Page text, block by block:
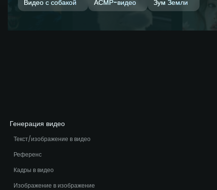
Видео с собакой
АСМР-видео Зум Земли
Генерация видео
Текст/изображение в видео
Референс
Кадры в видео
Изображение в изображение